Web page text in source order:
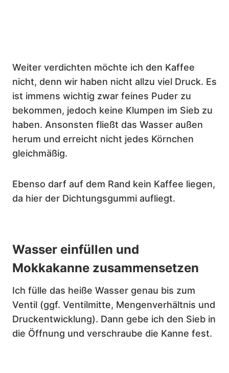
Weiter verdichten möchte ich den Kaffee
nicht, denn wir haben nicht allzu viel Druck. Es
ist immens wichtig zwar feines Puder zu
bekommen, jedoch keine Klumpen im Sieb zu
haben. Ansonsten fließt das Wasser außen
herum und erreicht nicht jedes Körnchen
gleichmäßig.
Ebenso darf auf dem Rand kein Kaffee liegen,
da hier der Dichtungsgummi aufliegt.
Wasser einfüllen und
Mokkakanne zusammensetzen
Ich fülle das heiße Wasser genau bis zum
Ventil (ggf. Ventilmitte, Mengenverhältnis und
Druckentwicklung). Dann gebe ich den Sieb in
die Öffnung und verschraube die Kanne fest.